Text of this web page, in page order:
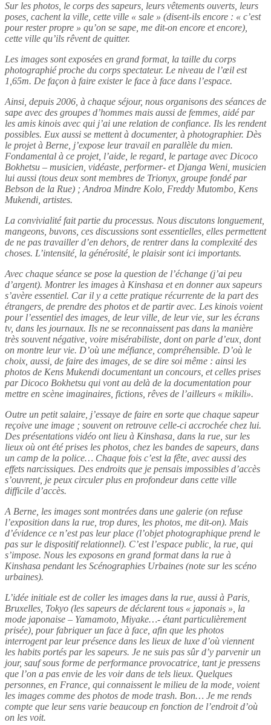
Sur les photos, le corps des sapeurs, leurs vêtements ouverts, leurs
poses, cachent la ville, cette ville « sale » (disent-ils encore : « c’est
pour rester propre » qu’on se sape, me dit-on encore et encore),
cette ville qu’ils rêvent de quitter.
Les images sont exposées en grand format, la taille du corps
photographié proche du corps spectateur. Le niveau de l’œil est
1,65m. De façon à faire exister le face à face dans l’espace.
Ainsi, depuis 2006, à chaque séjour, nous organisons des séances de
sape avec des groupes d’hommes mais aussi de femmes, aidé par
les amis kinois avec qui j’ai une relation de confiance. Ils les rendent
possibles. Eux aussi se mettent à documenter, à photographier. Dès
le projet à Berne, j’expose leur travail en parallèle du mien.
Fondamental à ce projet, l’aide, le regard, le partage avec Dicoco
Bokhetsu – musicien, vidéaste, performer- et Djanga Weni, musicien
lui aussi (tous deux sont membres de Trionyx, groupe fondé par
Bebson de la Rue) ; Androa Mindre Kolo, Freddy Mutombo, Kens
Mukendi, artistes.
La convivialité fait partie du processus. Nous discutons longuement,
mangeons, buvons, ces discussions sont essentielles, elles permettent
de ne pas travailler d’en dehors, de rentrer dans la complexité des
choses. L’intensité, la générosité, le plaisir sont ici importants.
Avec chaque séance se pose la question de l’échange (j’ai peu
d’argent). Montrer les images à Kinshasa et en donner aux sapeurs
s’avère essentiel. Car il y a cette pratique récurrente de la part des
étrangers, de prendre des photos et de partir avec. Les kinois voient
pour l’essentiel des images, de leur ville, de leur vie, sur les écrans
tv, dans les journaux. Ils ne se reconnaissent pas dans la manière
très souvent négative, voire misérabiliste, dont on parle d’eux, dont
on montre leur vie. D’où une méfiance, compréhensible. D’où le
choix, aussi, de faire des images, de se dire soi même : ainsi les
photos de Kens Mukendi documentant un concours, et celles prises
par Dicoco Bokhetsu qui vont au delà de la documentation pour
mettre en scène imaginaires, fictions, rêves de l’ailleurs « mikili».
Outre un petit salaire, j’essaye de faire en sorte que chaque sapeur
reçoive une image ; souvent on retrouve celle-ci accrochée chez lui.
Des présentations vidéo ont lieu à Kinshasa, dans la rue, sur les
lieux où ont été prises les photos, chez les bandes de sapeurs, dans
un camp de la police… Chaque fois c’est la fête, avec aussi des
effets narcissiques. Des endroits que je pensais impossibles d’accès
s’ouvrent, je peux circuler plus en profondeur dans cette ville
difficile d’accès.
A Berne, les images sont montrées dans une galerie (on refuse
l’exposition dans la rue, trop dures, les photos, me dit-on). Mais
d’évidence ce n’est pas leur place (l’objet photographique prend le
pas sur le dispositif relationnel). C’est l’espace public, la rue, qui
s’impose. Nous les exposons en grand format dans la rue à
Kinshasa pendant les Scénographies Urbaines (note sur les scéno
urbaines).
L’idée initiale est de coller les images dans la rue, aussi à Paris,
Bruxelles, Tokyo (les sapeurs de déclarent tous « japonais », la
mode japonaise – Yamamoto, Miyake…- étant particulièrement
prisée), pour fabriquer un face à face, afin que les photos
interrogent par leur présence dans les lieux de luxe d’où viennent
les habits portés par les sapeurs. Je ne suis pas sûr d’y parvenir un
jour, sauf sous forme de performance provocatrice, tant je pressens
que l’on a pas envie de les voir dans de tels lieux. Quelques
personnes, en France, qui connaissent le milieu de la mode, voient
les images comme des photos de mode trash. Bon… Je me rends
compte que leur sens varie beaucoup en fonction de l’endroit d’où
on les voit.